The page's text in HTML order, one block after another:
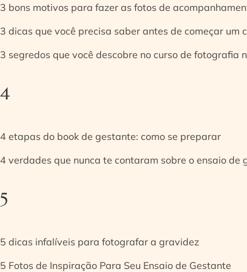
3 bons motivos para fazer as fotos de
3 dicas que você precisa saber antes de começar um
3 segredos que você descobre no curso de fotografia
4
4 etapas do book de gestante: como se preparar
4 verdades que nunca te contaram sobre o ensaio de
5
5 dicas infalíveis para fotografar a gravidez
5 Fotos de Inspiração Para Seu Ensaio de Gestante